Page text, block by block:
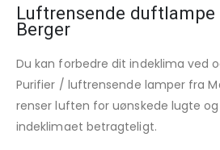
Luftrensende
Berger
Du kan forbedre dit indeklima ved
Purifier / luftrensende lamper fra
renser luften for uønskede lugte
indeklimaet betragteligt.